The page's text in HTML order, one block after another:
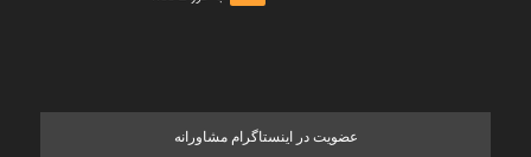
عضویت در اینستاگرام مشاورانه